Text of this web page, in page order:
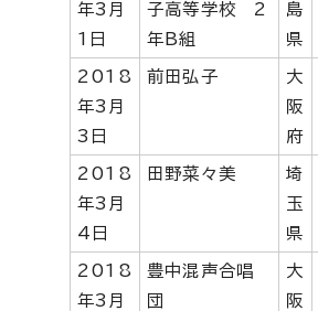
年3月
1日
子高等学校 2
年B組
島
県
2018
年3月
3日
前田弘子
大
阪
府
2018
年3月
4日
田野菜々美
埼
玉
県
2018
年3月
豊中混声合唱
団
大
阪